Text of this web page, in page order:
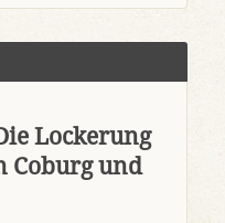
Lockerung
Coburg und